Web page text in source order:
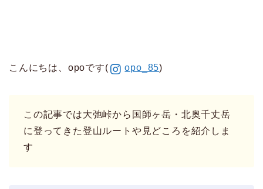
こんにちは、opoです( opo_85)
この記事では大弛峠から国師ヶ岳・北奥千丈岳
に登ってきた登山ルートや見どころを紹介しま
す